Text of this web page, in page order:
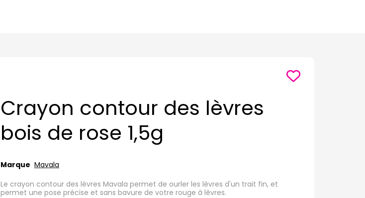
Crayon contour des lèvres
bois de rose 1,5g
Marque Mavala
Le crayon contour des lèvres Mavala permet de ourler les lèvres d'un trait fin, et
permet une pose précise et sans bavure de votre rouge à lèvres.